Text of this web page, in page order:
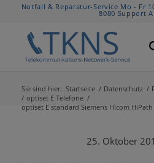
Notfall & Reparatur-Service Mo - Fr
8080 Support
Sie sind hier: Startseite / Datenschutz /
/ optiset E Telefone /
optiset E standard Siemens Hicom HiPath
25. Oktober